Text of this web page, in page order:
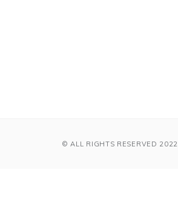
© ALL RIGHTS RESERVED 2022